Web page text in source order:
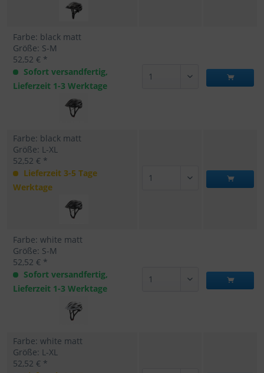
Farbe: black matt
Größe: S-M
52,52 € *
Sofort versandfertig,
Lieferzeit 1-3 Werktage
Farbe: black matt
Größe: L-XL
52,52 € *
Lieferzeit 3-5 Tage
Werktage
Farbe: white matt
Größe: S-M
52,52 € *
Sofort versandfertig,
Lieferzeit 1-3 Werktage
Farbe: white matt
Größe: L-XL
52,52 € *